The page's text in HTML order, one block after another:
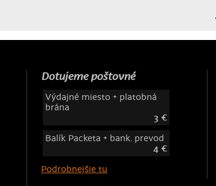
Dotujeme poštovné
Výdajné miesto + platobná
brána
3 €
Balík Packeta + bank. prevod
4 €
Podrobnejšie tu